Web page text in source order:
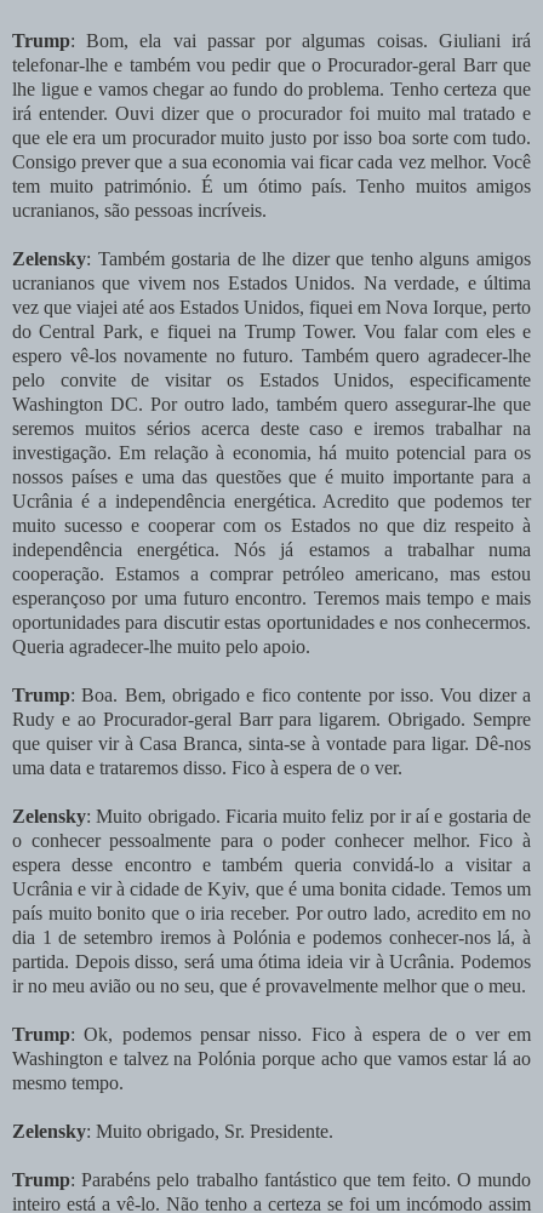
Trump: Bom, ela vai passar por algumas coisas. Giuliani irá
telefonar-lhe e também vou pedir que o Procurador-geral Barr que
lhe ligue e vamos chegar ao fundo do problema. Tenho certeza que
irá entender. Ouvi dizer que o procurador foi muito mal tratado e
que ele era um procurador muito justo por isso boa sorte com tudo.
Consigo prever que a sua economia vai ficar cada vez melhor. Você
tem muito património. É um ótimo país. Tenho muitos amigos
ucranianos, são pessoas incríveis.
Zelensky: Também gostaria de lhe dizer que tenho alguns amigos
ucranianos que vivem nos Estados Unidos. Na verdade, e última
vez que viajei até aos Estados Unidos, fiquei em Nova Iorque, perto
do Central Park, e fiquei na Trump Tower. Vou falar com eles e
espero vê-los novamente no futuro. Também quero agradecer-lhe
pelo convite de visitar os Estados Unidos, especificamente
Washington DC. Por outro lado, também quero assegurar-lhe que
seremos muitos sérios acerca deste caso e iremos trabalhar na
investigação. Em relação à economia, há muito potencial para os
nossos países e uma das questões que é muito importante para a
Ucrânia é a independência energética. Acredito que podemos ter
muito sucesso e cooperar com os Estados no que diz respeito à
independência energética. Nós já estamos a trabalhar numa
cooperação. Estamos a comprar petróleo americano, mas estou
esperançoso por uma futuro encontro. Teremos mais tempo e mais
oportunidades para discutir estas oportunidades e nos conhecermos.
Queria agradecer-lhe muito pelo apoio.
Trump: Boa. Bem, obrigado e fico contente por isso. Vou dizer a
Rudy e ao Procurador-geral Barr para ligarem. Obrigado. Sempre
que quiser vir à Casa Branca, sinta-se à vontade para ligar. Dê-nos
uma data e trataremos disso. Fico à espera de o ver.
Zelensky: Muito obrigado. Ficaria muito feliz por ir aí e gostaria de
o conhecer pessoalmente para o poder conhecer melhor. Fico à
espera desse encontro e também queria convidá-lo a visitar a
Ucrânia e vir à cidade de Kyiv, que é uma bonita cidade. Temos um
país muito bonito que o iria receber. Por outro lado, acredito em no
dia 1 de setembro iremos à Polónia e podemos conhecer-nos lá, à
partida. Depois disso, será uma ótima ideia vir à Ucrânia. Podemos
ir no meu avião ou no seu, que é provavelmente melhor que o meu.
Trump: Ok, podemos pensar nisso. Fico à espera de o ver em
Washington e talvez na Polónia porque acho que vamos estar lá ao
mesmo tempo.
Zelensky: Muito obrigado, Sr. Presidente.
Trump: Parabéns pelo trabalho fantástico que tem feito. O mundo
inteiro está a vê-lo. Não tenho a certeza se foi um incómodo assim